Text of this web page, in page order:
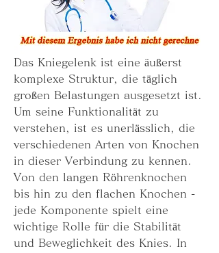
Das Kniegelenk ist eine äußerst
komplexe Struktur, die täglich
großen Belastungen ausgesetzt ist.
Um seine Funktionalität zu
verstehen, ist es unerlässlich, die
verschiedenen Arten von Knochen
in dieser Verbindung zu kennen.
Von den langen Röhrenknochen
bis hin zu den flachen Knochen -
jede Komponente spielt eine
wichtige Rolle für die Stabilität
und Beweglichkeit des Knies. In